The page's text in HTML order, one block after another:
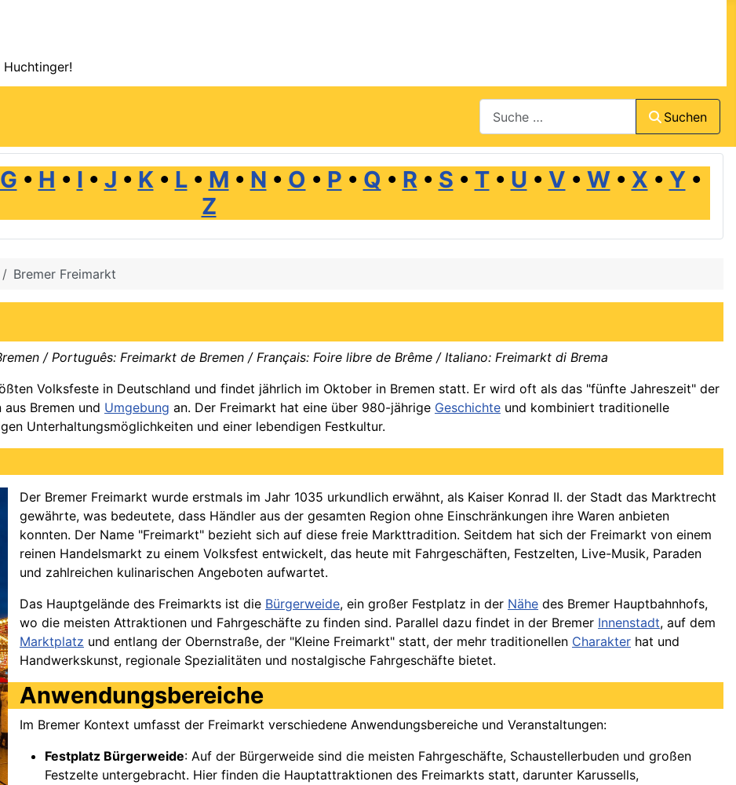
Suchen
G • H • I • J • K• L• M • N • O • P • Q • R• S • T• U • V • W• X • Y •
Z
Bremer Freimarkt
/ Português: Freimarkt de Bremen / Français: Foire libre de Brême / Italiano: Freimarkt di Brema
Volksfeste in Deutschland und findet jährlich im Oktober in Bremen statt. Er wird oft als das "fünfte Jahreszeit" der
Bremen und Umgebung an. Der Freimarkt hat eine über 980-jährige Geschichte und kombiniert traditionelle
Unterhaltungsmöglichkeiten und einer lebendigen Festkultur.
Der Bremer Freimarkt wurde erstmals im Jahr 1035 urkundlich erwähnt, als Kaiser Konrad II. der Stadt das Marktrecht
gewährte, was bedeutete, dass Händler aus der gesamten Region ohne Einschränkungen ihre Waren anbieten
konnten. Der Name "Freimarkt" bezieht sich auf diese freie Markttradition. Seitdem hat sich der Freimarkt von einem
reinen Handelsmarkt zu einem Volksfest entwickelt, das heute mit Fahrgeschäften, Festzelten, Live-Musik, Paraden
und zahlreichen kulinarischen Angeboten aufwartet.
Das Hauptgelände des Freimarkts ist die Bürgerweide, ein großer Festplatz in der Nähe des Bremer Hauptbahnhofs,
wo die meisten Attraktionen und Fahrgeschäfte zu finden sind. Parallel dazu findet in der Bremer Innenstadt, auf dem
Marktplatz und entlang der Obernstraße, der "Kleine Freimarkt" statt, der mehr traditionellen Charakter hat und
Handwerkskunst, regionale Spezialitäten und nostalgische Fahrgeschäfte bietet.
Anwendungsbereiche
Im Bremer Kontext umfasst der Freimarkt verschiedene Anwendungsbereiche und Veranstaltungen:
Festplatz Bürgerweide: Auf der Bürgerweide sind die meisten Fahrgeschäfte, Schaustellerbuden und großen
Festzelte untergebracht. Hier finden die Hauptattraktionen des Freimarkts statt, darunter Karussells,